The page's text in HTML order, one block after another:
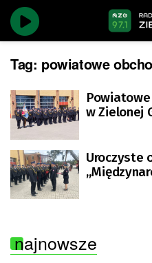
Tag: powiatowe
w Zielonej
Uroczyste
najnowsze